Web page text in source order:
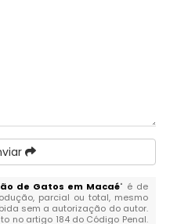
de Gatos em Macaé" é de
parcial ou total, mesmo
sem a autorização do autor.
no artigo 184 do Código Penal.